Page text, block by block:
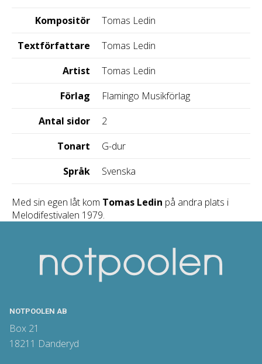
Kompositör
Tomas Ledin
Textförfattare
Tomas Ledin
Artist
Tomas Ledin
Förlag
Flamingo Musikförlag
Antal sidor
2
Tonart
G-dur
Språk
Svenska
Med sin egen låt kom Tomas Ledin på andra plats i
Melodifestivalen 1979.
NOTPOOLEN AB
Box 21
18211 Danderyd